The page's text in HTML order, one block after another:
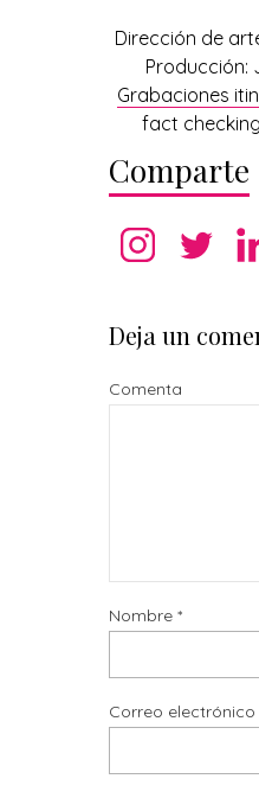
Dirección de
Producción:
Grabaciones
fact
Comparte
Deja un
Comenta
Nombre *
Correo electrónico